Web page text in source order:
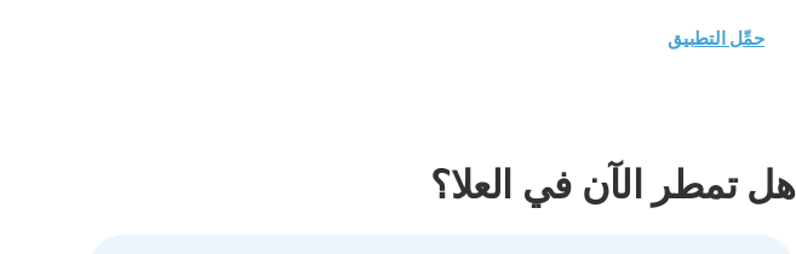
هل تمطر الآن في العلا؟
حمِّل التطبيق